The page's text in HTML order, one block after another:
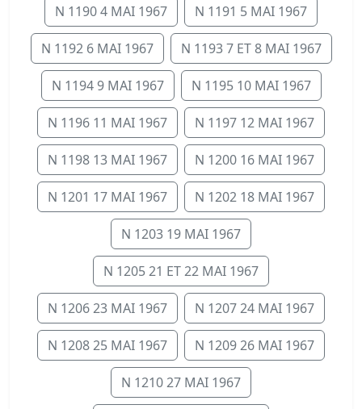
N 1190 4 MAI 1967 N 1191 5 MAI 1967
N 1192 6 MAI 1967 N 1193 7 ET 8 MAI 1967
N 1194 9 MAI 1967 N 1195 10 MAI 1967
N 1196 11 MAI 1967 N 1197 12 MAI 1967
N 1198 13 MAI 1967 N 1200 16 MAI 1967
N 1201 17 MAI 1967 N 1202 18 MAI 1967
N 1203 19 MAI 1967
N 1205 21 ET 22 MAI 1967
N 1206 23 MAI 1967 N 1207 24 MAI 1967
N 1208 25 MAI 1967 N 1209 26 MAI 1967
N 1210 27 MAI 1967